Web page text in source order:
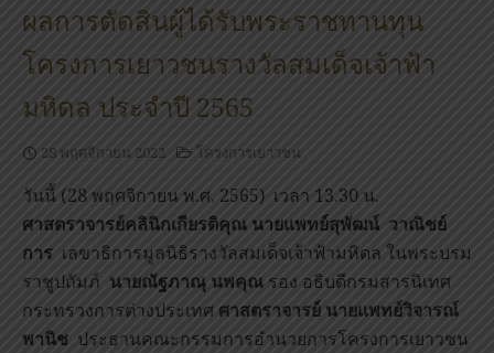
ผลการตัดสินผู้ได้รับพระราชทานทุน
โครงการเยาวชนรางวัลสมเด็จเจ้าฟ้า
มหิดล ประจำปี 2565
28 พฤศจิกายน 2022 โครงการเยาวชน
วันนี้ (28 พฤศจิกายน พ.ศ. 2565) เวลา 13.30 น.
ศาสตราจารย์คลินิกเกียรติคุณ นายแพทย์สุพัฒน์ วาณิชย์
การ เลขาธิการมูลนิธิรางวัลสมเด็จเจ้าฟ้ามหิดล ในพระบรม
ราชูปถัมภ์ นายณัฐภาณุ นพคุณ รอง อธิบดีกรมสารนิเทศ
กระทรวงการต่างประเทศ ศาสตราจารย์ นายแพทย์วิจารณ์
พานิช ประธานคณะกรรมการอำนวยการโครงการเยาวชน